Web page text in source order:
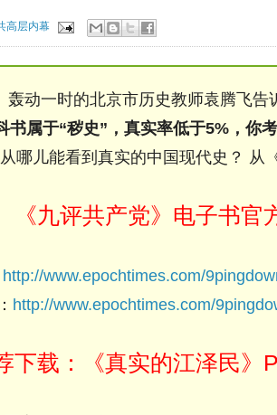
高层内幕
轰动一时的北京市历史教师袁腾飞告
书属于“秽史”，真实率低于5%，你
哪儿能看到真实的中国现代史？ 从
《九评共产党》电子书官
http://www.epochtimes.com/
： http://www.epochtimes.com/
下载：《真实的江泽民》